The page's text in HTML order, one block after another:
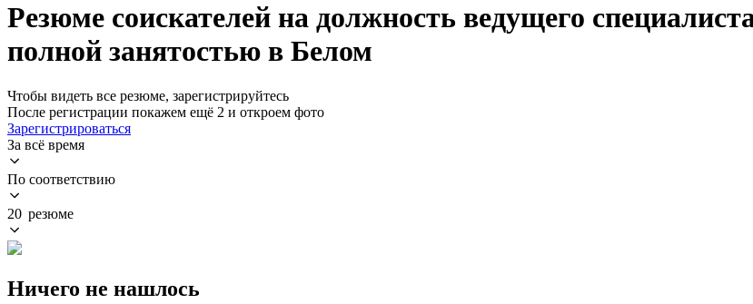
Резюме соискателей на должность ведущего
полной занятостью в Белом
Чтобы видеть все резюме, зарегистрируйтесь
После регистрации покажем ещё 2 и откроем фото
Зарегистрироваться
За всё время
По соответствию
20 резюме
Ничего не нашлось